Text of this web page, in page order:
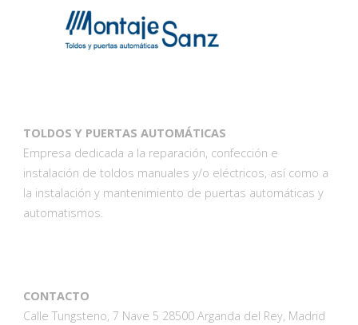
TOLDOS Y PUERTAS AUTOMÁTICAS
Empresa dedicada a la reparación, confección e
instalación de toldos manuales y/o eléctricos, así como a
la instalación y mantenimiento de puertas automáticas y
automatismos.
CONTACTO
Calle Tungsteno, 7 Nave 5 28500 Arganda del Rey, Madrid